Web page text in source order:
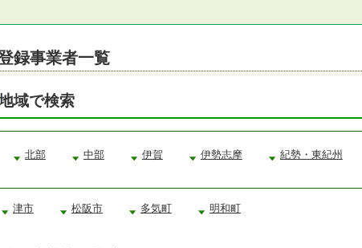
録事業者一覧
域で検索
北部 中部 伊賀 伊勢志摩 紀勢・東紀州
津市 松阪市 多気町 明和町